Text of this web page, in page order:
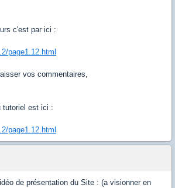
c'est par ici :
page1.12.html
vos commentaires,
tutoriel est ici :
page1.12.html
de présentation du Site : (a visionner en